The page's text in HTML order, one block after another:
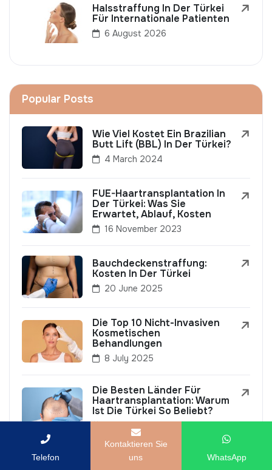
Halsstraffung In Der Türkei
Für Internationale Patienten
6 August 2026
Popular Posts
Wie Viel Kostet Ein Brazilian
Butt Lift (BBL) In Der Türkei?
4 March 2024
FUE-Haartransplantation In
Der Türkei: Was Sie
Erwartet, Ablauf, Kosten
16 November 2023
Bauchdeckenstraffung:
Kosten In Der Türkei
20 June 2025
Die Top 10 Nicht-Invasiven
Kosmetischen
Behandlungen
8 July 2025
Die Besten Länder Für
Haartransplantation: Warum
Ist Die Türkei So Beliebt?
Telefon
Kontaktieren Sie
uns
WhatsApp